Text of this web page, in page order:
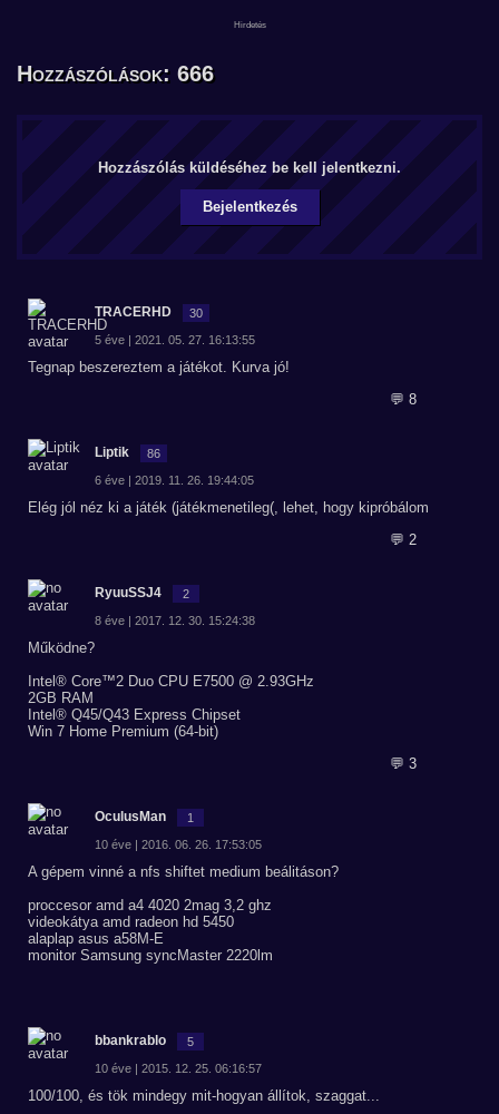
Hozzászólások: 666
Hozzászólás küldéséhez be kell jelentkezni.
Bejelentkezés
TRACERHD 30
5 éve | 2021. 05. 27. 16:13:55
Tegnap beszereztem a játékot. Kurva jó!
💬 8
Liptik 86
6 éve | 2019. 11. 26. 19:44:05
Elég jól néz ki a játék (játékmenetileg(, lehet, hogy kipróbálom
💬 2
RyuuSSJ4 2
8 éve | 2017. 12. 30. 15:24:38
Működne?
Intel® Core™2 Duo CPU E7500 @ 2.93GHz
2GB RAM
Intel® Q45/Q43 Express Chipset
Win 7 Home Premium (64-bit)
💬 3
OculusMan 1
10 éve | 2016. 06. 26. 17:53:05
A gépem vinné a nfs shiftet medium beálitáson?
proccesor amd a4 4020 2mag 3,2 ghz
videokátya amd radeon hd 5450
alaplap asus a58M-E
monitor Samsung syncMaster 2220lm
bbankrablo 5
10 éve | 2015. 12. 25. 06:16:57
100/100, és tök mindegy mit-hogyan állítok, szaggat...